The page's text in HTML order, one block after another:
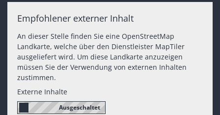
Empfohlener externer Inhalt
An dieser Stelle finden Sie eine OpenStreetMap
Landkarte, welche über den Dienstleister MapTiler
ausgeliefert wird. Um diese Landkarte anzuzeigen
müssen Sie der Verwendung von externen Inhalten
zustimmen.
Externe Inhalte